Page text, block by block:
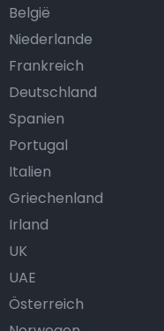
België
Niederlande
Frankreich
Deutschland
Spanien
Portugal
Italien
Griechenland
Irland
UK
UAE
Österreich